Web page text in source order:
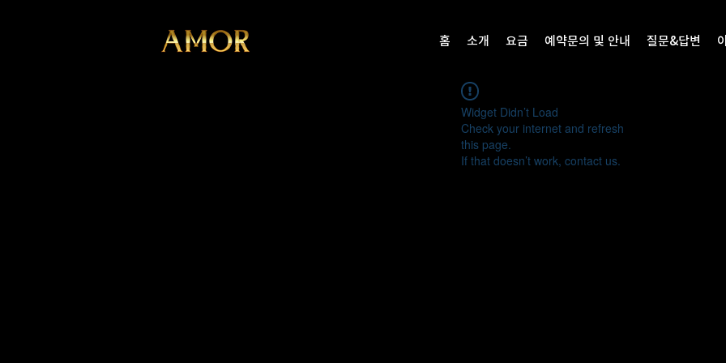
홈 소개 요금 예약문의 및 안내 질문&답변
Widget Didn’t Load
Check your internet and refresh
this page.
If that doesn’t work, contact us.